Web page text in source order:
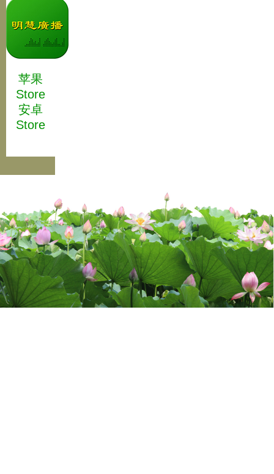
苹果
Store
安卓
Store